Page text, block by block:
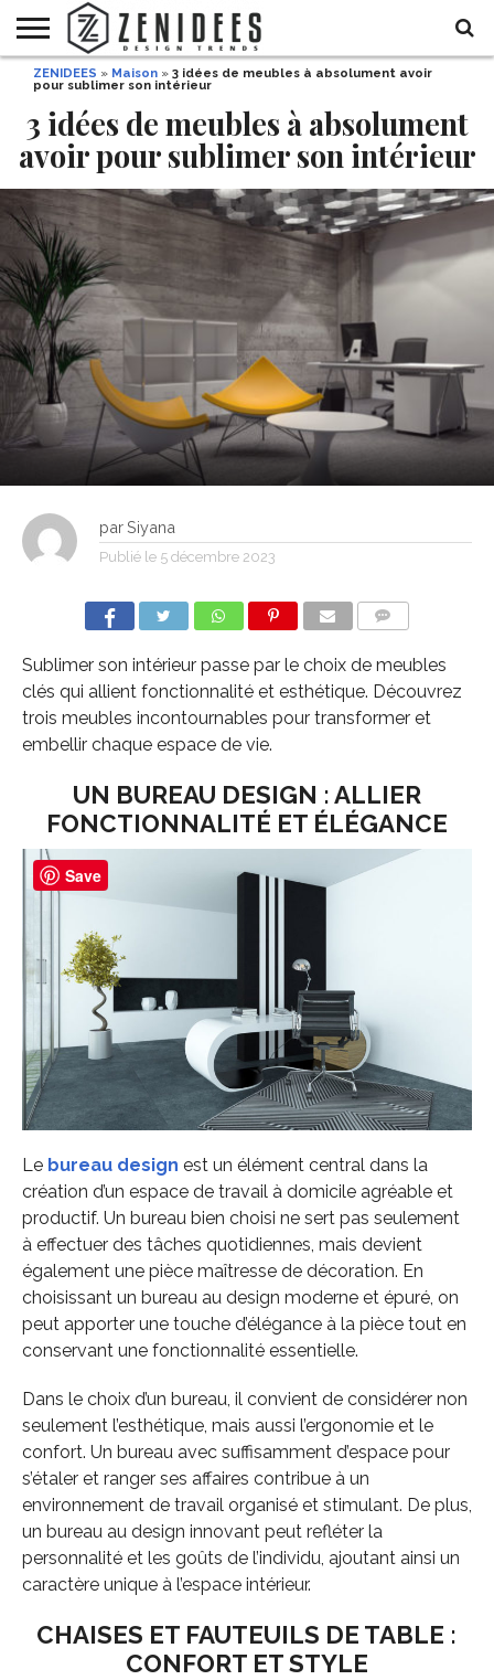
HOME
DE
FÊTE
ET
BEAUTÉ
ZENIDEES » Maison » 3 idées de meubles à absolument avoir
pour sublimer son intérieur
3 idées de meubles à absolument
avoir pour sublimer son intérieur
par Siyana
Publié le 5 décembre 2023
Sublimer son intérieur passe par le choix de meubles
clés qui allient fonctionnalité et esthétique. Découvrez
trois meubles incontournables pour transformer et
embellir chaque espace de vie.
UN BUREAU DESIGN : ALLIER
FONCTIONNALITÉ ET ÉLÉGANCE
Le bureau design est un élément central dans la
création d’un espace de travail à domicile agréable et
productif. Un bureau bien choisi ne sert pas seulement
à effectuer des tâches quotidiennes, mais devient
également une pièce maîtresse de décoration. En
choisissant un bureau au design moderne et épuré, on
peut apporter une touche d’élégance à la pièce tout en
conservant une fonctionnalité essentielle.
Dans le choix d’un bureau, il convient de considérer non
seulement l’esthétique, mais aussi l’ergonomie et le
confort. Un bureau avec suffisamment d’espace pour
s’étaler et ranger ses affaires contribue à un
environnement de travail organisé et stimulant. De plus,
un bureau au design innovant peut refléter la
personnalité et les goûts de l’individu, ajoutant ainsi un
caractère unique à l’espace intérieur.
CHAISES ET FAUTEUILS DE TABLE :
CONFORT ET STYLE
Save